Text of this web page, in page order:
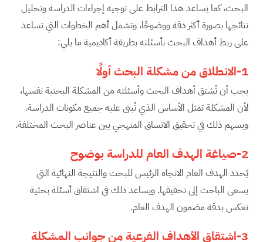
البحث، كما يساعد هذا الترابط على توجيه إجراءات الدراسة وتحليل
نتائجها بصورة أكثر دقة ووضوحًا، وتشمل أهم الخطوات التي تساعد
على ربط أهداف البحث بأسئلته بطريقة أكاديمية ما يلي:
1-الانطلاق من مشكلة البحث أولًا
يجب أن تُشتق أهداف البحث وأسئلته من المشكلة البحثية نفسها،
لأن المشكلة تمثل الأساس الذي تُبنى عليه جميع مكونات الدراسة.
ويسهم ذلك في تحقيق الاتساق المنهجي بين عناصر البحث المختلفة.
2-صياغة الهدف العام للدراسة بوضوح
يُحدد الهدف العام الاتجاه الرئيس للبحث والنتيجة النهائية التي
يسعى الباحث إلى تحقيقها. ويساعد ذلك في اشتقاق أسئلة بحثية
تعكس بدقة مضمون الهدف العام.
3-اشتقاق الأهداف الفرعية من جوانب المشكلة